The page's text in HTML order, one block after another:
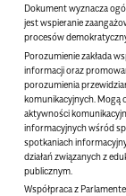
Dokument wyznacza
jest wspieranie
procesów
Porozumienie zakłada
informacji oraz
porozumienia
komunikacyjnych. Mogą
aktywności
informacyjnych wśród
spotkaniach
działań związanych z
publicznym.
Współpraca z